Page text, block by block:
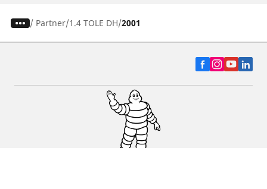
/ Partner 1.4 TOLE DH 2001